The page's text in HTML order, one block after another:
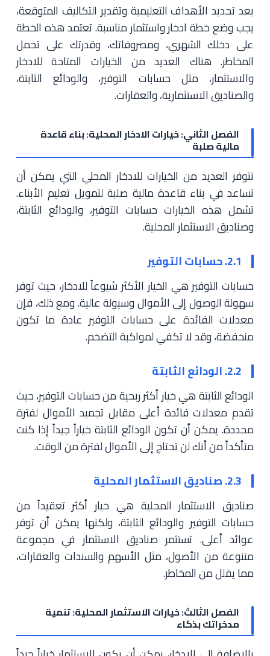
بعد تحديد الأهداف التعليمية وتقدير التكاليف المتوقعة،
يجب وضع خطة ادخار واستثمار مناسبة. تعتمد هذه الخطة
على دخلك الشهري، ومصروفاتك، وقدرتك على تحمل
المخاطر. هناك العديد من الخيارات المتاحة للادخار
والاستثمار، مثل حسابات التوفير، والودائع الثابتة،
والصناديق الاستثمارية، والعقارات.
الفصل الثاني: خيارات الادخار المحلية: بناء قاعدة
مالية صلبة
تتوفر العديد من الخيارات للادخار المحلي التي يمكن أن
تساعد في بناء قاعدة مالية صلبة لتمويل تعليم الأبناء.
تشمل هذه الخيارات حسابات التوفير، والودائع الثابتة،
وصناديق الاستثمار المحلية.
2.1. حسابات التوفير
حسابات التوفير هي الخيار الأكثر شيوعاً للادخار، حيث توفر
سهولة الوصول إلى الأموال وسيولة عالية. ومع ذلك، فإن
معدلات الفائدة على حسابات التوفير عادة ما تكون
منخفضة، وقد لا تكفي لمواكبة التضخم.
2.2. الودائع الثابتة
الودائع الثابتة هي خيار أكثر ربحية من حسابات التوفير، حيث
تقدم معدلات فائدة أعلى مقابل تجميد الأموال لفترة
محددة. يمكن أن تكون الودائع الثابتة خياراً جيداً إذا كنت
متأكداً من أنك لن تحتاج إلى الأموال لفترة من الوقت.
2.3. صناديق الاستثمار المحلية
صناديق الاستثمار المحلية هي خيار أكثر تعقيداً من
حسابات التوفير والودائع الثابتة، ولكنها يمكن أن توفر
عوائد أعلى. تستثمر صناديق الاستثمار في مجموعة
متنوعة من الأصول، مثل الأسهم والسندات والعقارات،
مما يقلل من المخاطر.
الفصل الثالث: خيارات الاستثمار المحلية: تنمية
مدخراتك بذكاء